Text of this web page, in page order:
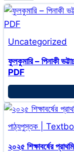
Uncategorized
ফুলকুমারি – পিনাকী
PDF
পাঠ্যপুস্তক |
২০২৫ শিক্ষাবর্ষের